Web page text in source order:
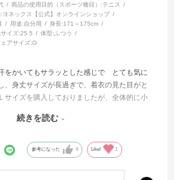
商品の使用目的（スポーツ種目）:テニス
ヨネックス【公式】オンラインショップ
用途:自分用 身長:171～175cm
イズ:25.5 体型: ふつう
アサイズ:O
をかいてもサラッとした感じで とても気に
、身丈サイズが長過ぎで、着衣の見た目がと
サイズを購入しておりましたが、全体的に小
シャツ（Ｏサイズ）は身丈が長過ぎるので
てみないとサイズ感が全く分かりません。そ
品できるように公式オンラインショップで導
続きを読む
参考になった 0 Like! 1